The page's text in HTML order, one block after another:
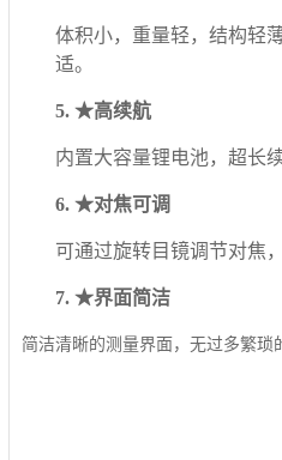
体积小，重量轻，结构轻
适。
5. ★高续航
内置大容量锂电池，超长
6. ★对焦可调
可通过旋转目镜调节对焦
7. ★界面简洁
简洁清晰的测量界面，无过多繁